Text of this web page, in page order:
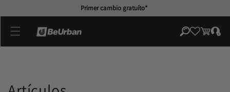
contenido
Primer cambio gratuíto*
Carrito
Iniciar
sesión